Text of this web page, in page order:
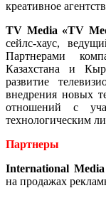
креативное
TV Media «TV
сейлс-хаус,
Партнерами
Казахстана и
развитие
внедрения новых
отношений с
технологическим
Партнеры
International Media
на продажах